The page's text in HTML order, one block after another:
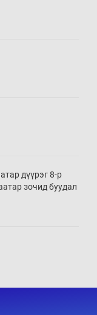
дүүрэг 8-р
зочид буудал